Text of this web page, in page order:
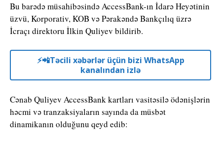
Bu barədə müsahibəsində AccessBank-ın İdarə Heyətinin
üzvü, Korporativ, KOB və Pərakəndə Bankçılıq üzrə
İcraçı direktoru İlkin Quliyev bildirib.
⚡️📲Təcili xəbərlər üçün bizi WhatsApp
kanalından izlə
Cənab Quliyev AccessBank kartları vasitəsilə ödənişlərin
həcmi və tranzaksiyaların sayında da müsbət
dinamikanın olduğunu qeyd edib: